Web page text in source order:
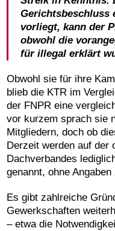
Gerichtsbeschluss
vorliegt, kann der
obwohl die
für illegal erklärt
Obwohl sie für ihre
blieb die KTR im
der FNPR eine
vor kurzem sprach sie
Mitgliedern, doch ob
Derzeit werden auf der
Dachverbandes
genannt, ohne
Es gibt zahlreiche
Gewerkschaften
– etwa die